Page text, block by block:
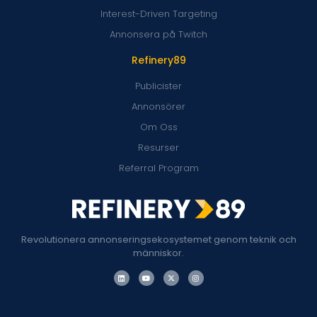
Revolutionera annonseringsekosystemet genom teknik och
människor.
Refinery89
Publicister
Annonsörer
Om Oss
Resurser
Referral Program
Interest-Driven Targeting
Annonsera på Twitch